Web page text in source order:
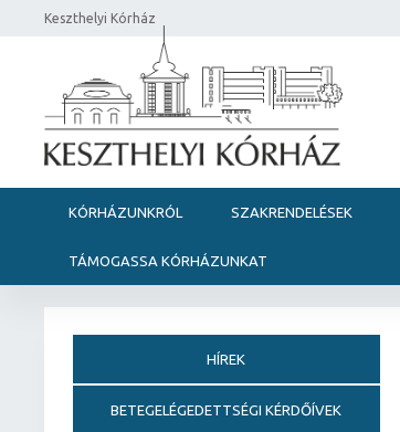
Keszthelyi Kórház
KÓRHÁZUNKRÓL SZAKRENDELÉSEK
TÁMOGASSA KÓRHÁZUNKAT
HÍREK
BETEGELÉGEDETTSÉGI KÉRDŐÍVEK